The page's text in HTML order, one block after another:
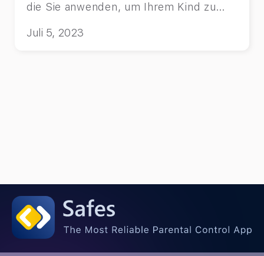
die Sie anwenden, um Ihrem Kind zu
meistern.
Juli 5, 2023